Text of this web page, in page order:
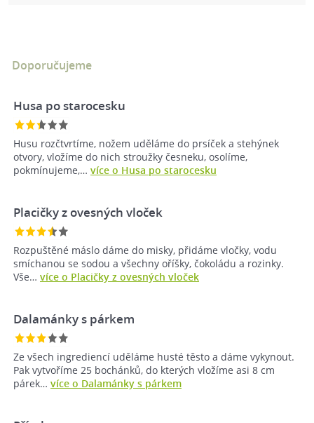
Doporučujeme
Husa po starocesku
Husu rozčtvrtíme, nožem uděláme do prsíček a stehýnek
otvory, vložíme do nich stroužky česneku, osolíme,
pokmínujeme,… více o Husa po starocesku
Placičky z ovesných vloček
Rozpuštěné máslo dáme do misky, přidáme vločky, vodu
smíchanou se sodou a všechny oříšky, čokoládu a rozinky.
Vše… více o Placičky z ovesných vloček
Dalamánky s párkem
Ze všech ingrediencí uděláme husté těsto a dáme vykynout.
Pak vytvoříme 25 bochánků, do kterých vložíme asi 8 cm
párek… více o Dalamánky s párkem